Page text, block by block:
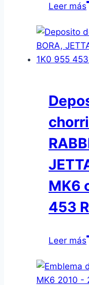
Leer más
MK6
453 R
Leer más